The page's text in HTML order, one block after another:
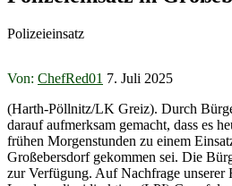
Polizeieinsatz
Von: ChefRed01 7. Juli 2025
(Harth-Pöllnitz/LK Greiz). Durch
darauf aufmerksam gemacht, dass es
frühen Morgenstunden zu einem
Großebersdorf gekommen sei. Die
zur Verfügung. Auf Nachfrage unserer